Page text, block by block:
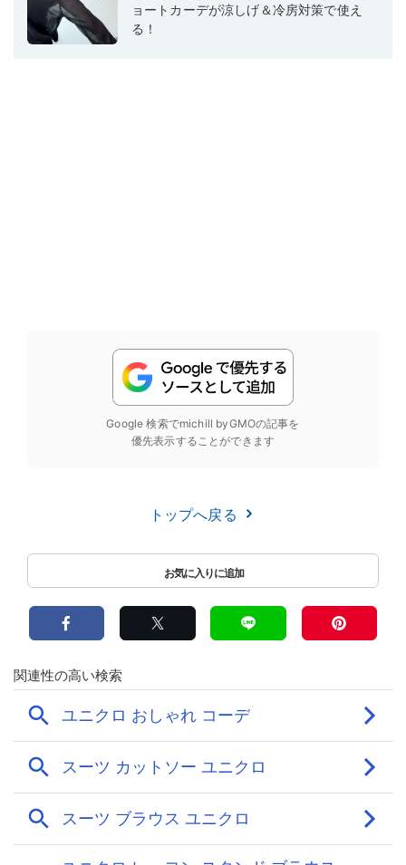
ョートカーデが涼しげ＆冷房対策で使え
る！
Google 検索でmichill byGMOの記事を
優先表示することができます
トップへ戻る